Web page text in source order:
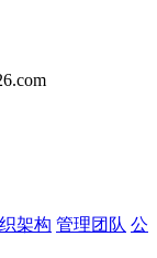
架构 管理团队 公